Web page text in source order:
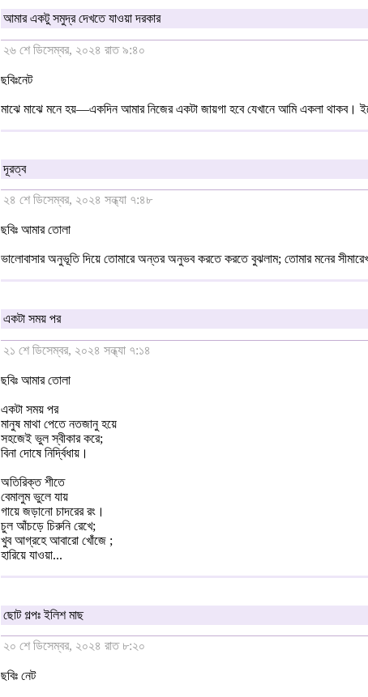
আমার একটু সমুদ্র দেখতে যাওয়া দরকার
২৬ শে ডিসেম্বর, ২০২৪ রাত ৯:৪০
ছবিঃনেট
মাঝে মাঝে মনে হয়—একদিন আমার নিজের একটা জায়গা হবে যেখানে আমি একলা থাকব।
দূরত্ব
২৪ শে ডিসেম্বর, ২০২৪ সন্ধ্যা ৭:৪৮
ছবিঃ আমার তোলা
ভালোবাসার অনুভূতি দিয়ে তোমারে অন্তর অনুভব করতে করতে বুঝলাম; তোমার মনের
একটা সময় পর
২১ শে ডিসেম্বর, ২০২৪ সন্ধ্যা ৭:১৪
ছবিঃ আমার তোলা
একটা সময় পর
মানুষ মাথা পেতে নতজানু হয়ে
সহজেই ভুল স্বীকার করে;
বিনা দোষে নির্দ্বিধায়।
অতিরিক্ত শীতে
বেমালুম ভুলে যায়
গায়ে জড়ানো চাদরের রং।
চুল আঁচড়ে চিরুনি রেখে;
খুব আগ্রহে আবারো খোঁজে ;
হারিয়ে যাওয়া...
ছোট গল্পঃ ইলিশ মাছ
২০ শে ডিসেম্বর, ২০২৪ রাত ৮:২০
ছবিঃ নেট